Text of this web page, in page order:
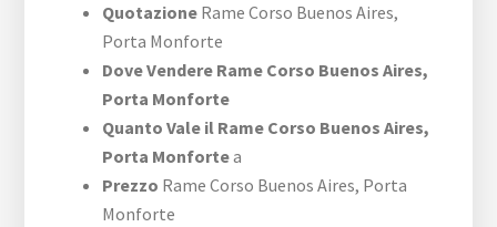
Quotazione Rame ​Corso Buenos Aires,​
Porta Monforte
Dove Vendere Rame ​Corso Buenos Aires,​
Porta Monforte
Quanto Vale il Rame ​Corso Buenos Aires,​
Porta Monfortea
Prezzo Rame ​Corso Buenos Aires,​ Porta
Monforte